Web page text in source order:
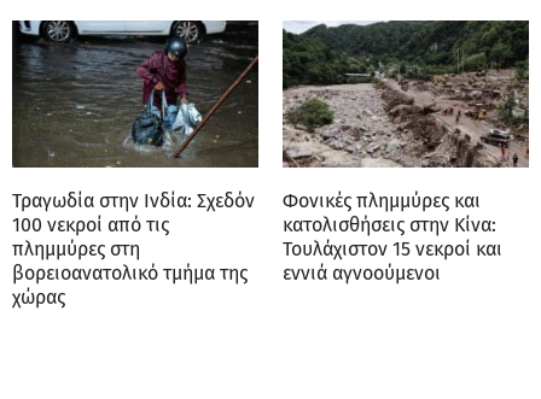
Τραγωδία στην Ινδία: Σχεδόν
100 νεκροί από τις
πλημμύρες στη
βορειοανατολικό τμήμα της
χώρας
Φονικές πλημμύρες και
κατολισθήσεις στην Κίνα:
Τουλάχιστον 15 νεκροί και
εννιά αγνοούμενοι